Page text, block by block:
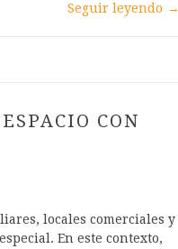
Seguir leyendo →
CON
locales comerciales y
En este contexto,